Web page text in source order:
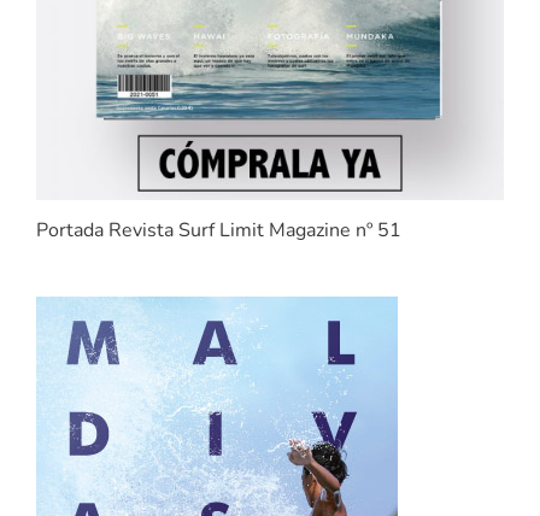
Portada Revista Surf Limit Magazine nº 51